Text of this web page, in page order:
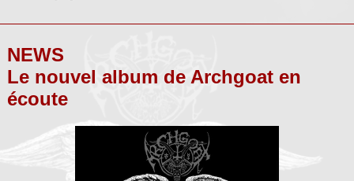
NEWS
Le nouvel album de Archgoat en
écoute